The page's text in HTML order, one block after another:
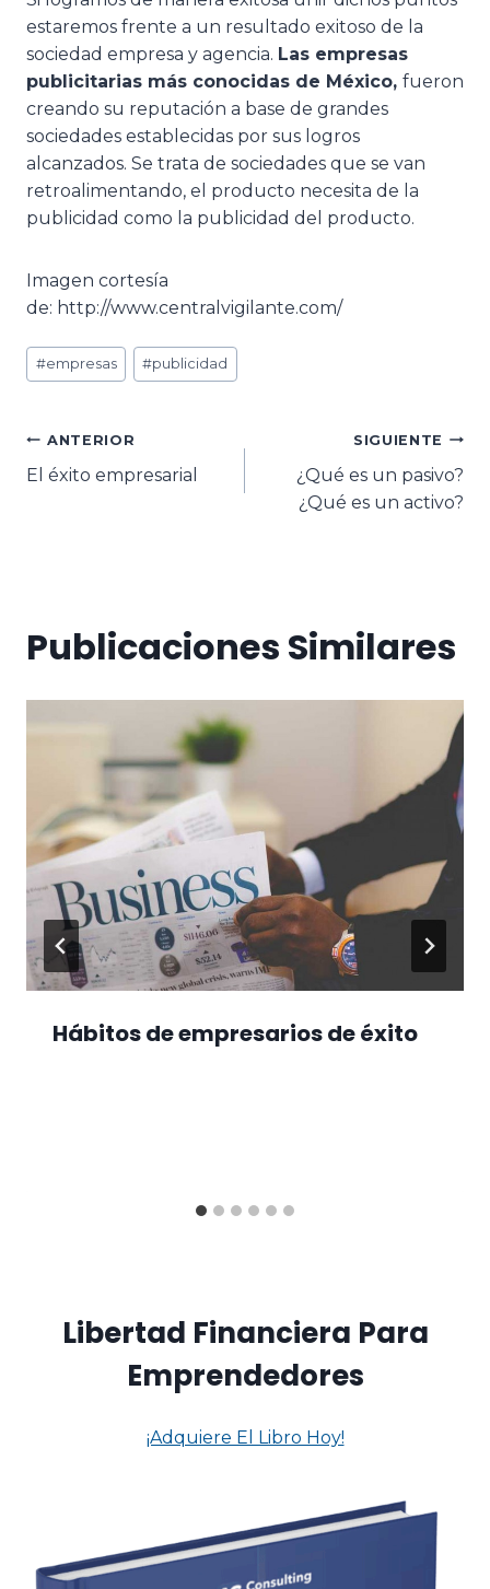
estaremos frente a un resultado exitoso de la
sociedad empresa y agencia. Las empresas
publicitarias más conocidas de México, fueron
creando su reputación a base de grandes
sociedades establecidas por sus logros
alcanzados. Se trata de sociedades que se van
retroalimentando, el producto necesita de la
publicidad como la publicidad del producto.
Imagen cortesía
de: http://www.centralvigilante.com/
#empresas #publicidad
ANTERIOR
El éxito empresarial
SIGUIENTE
¿Qué es un pasivo?
¿Qué es un activo?
Publicaciones Similares
Hábitos de empresarios de éxito
Libertad Financiera Para
Emprendedores
¡Adquiere El Libro Hoy!